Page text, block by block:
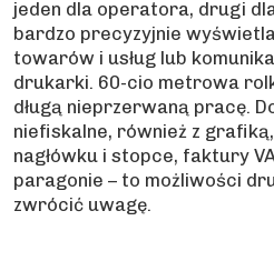
jeden dla operatora, drugi
bardzo precyzyjnie
towarów i usług lub
drukarki. 60-cio metrowa
długą nieprzerwaną pracę.
niefiskalne, również z
nagłówku i stopce, faktury
paragonie – to możliwości
zwrócić uwagę.